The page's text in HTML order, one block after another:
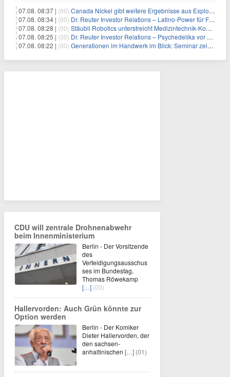
07.08. 08:37 | (00) Canada Nickel gibt weitere Ergebnisse aus Explorationsbohrungen sowie die bislang hochgradigsten Abschnitte im Reid-Nickelsulfid-Projekt bekannt
07.08. 08:34 | (00) Dr. Reuter Investor Relations – Latino-Power für Frequentis
07.08. 08:28 | (00) Stäubli Robotics unterstreicht Medizintechnik-Kompetenz
07.08. 08:25 | (00) Dr. Reuter Investor Relations – Psychedelika vor dem Milliarden-Durchbruch: Warum Eli Lillys Deal den Beginn eines neuen Therapiemarktes markieren könnte
07.08. 08:22 | (00) Generationen im Handwerk im Blick: Seminar zeigt praxisnahe Strategien zur Führung
CDU will zentrale Drohnenabwehr
beim Innenministerium
Berlin - Der Vorsitzende
des
Verteidigungsausschus
ses im Bundestag,
Thomas Röwekamp
[…] (00)
Hallervorden: Auch Grün könnte zur
Option werden
Berlin - Der Komiker
Dieter Hallervorden, der
den sachsen-
anhaltinischen […] (01)